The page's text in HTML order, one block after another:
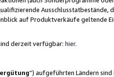
Ausschlusstatbestände,
auf Produktverkäufe geltende
derzeit verfügbar: hier.
“) aufgeführten Ländern